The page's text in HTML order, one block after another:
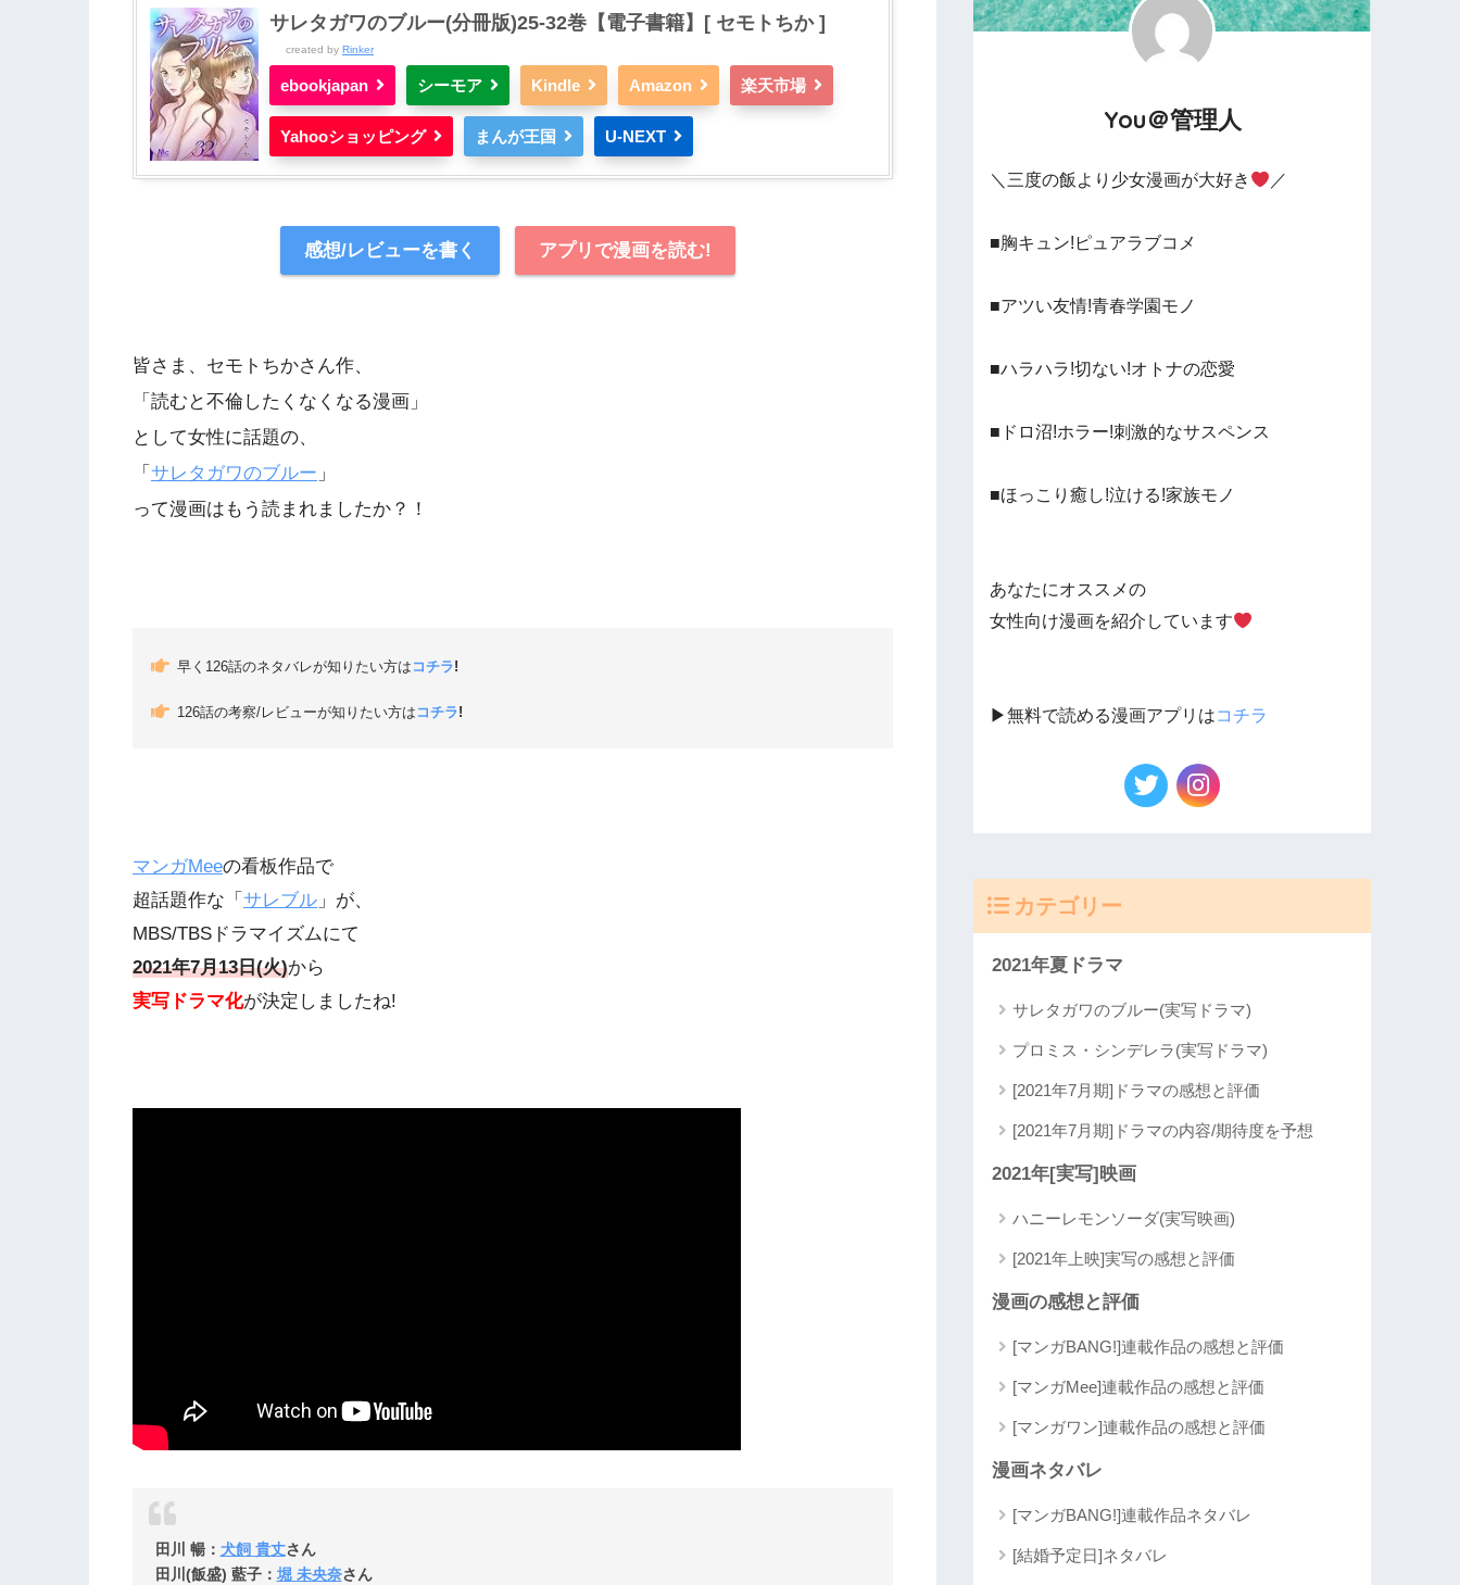
サレタガワのブルー(分冊版)25-32巻【電子書籍】[ セモトちか ]
created by Rinker
ebookjapan シーモア Kindle Amazon 楽天市場
Yahooショッピング まんが王国 U-NEXT
感想/レビューを書く アプリで漫画を読む!
皆さま、セモトちかさん作、
「読むと不倫したくなくなる漫画」
として女性に話題の、
「 サレタガワのブルー 」
って漫画はもう読まれましたか？！
早く126話のネタバレが知りたい方は コチラ!
126話の考察/レビューが知りたい方は コチラ!
マンガMeeの看板作品で
超話題作な「 サレブル 」が、
MBS/TBSドラマイズムにて
2021年7月13日(火)から
実写ドラマ化が決定しましたね!
田川 暢： 犬飼 貴丈さん
田川(飯盛) 藍子： 堀 未央奈さん
You＠管理人
＼三度の飯より少女漫画が大好き ／
■胸キュン!ピュアラブコメ
■アツい友情!青春学園モノ
■ハラハラ!切ない!オトナの恋愛
■ドロ沼!ホラー!刺激的なサスペンス
■ほっこり癒し!泣ける!家族モノ
あなたにオススメの
女性向け漫画を紹介しています
▶︎無料で読める漫画アプリはコチラ
カテゴリー
2021年夏ドラマ
サレタガワのブルー(実写ドラマ)
プロミス・シンデレラ(実写ドラマ)
[2021年7月期]ドラマの感想と評価
[2021年7月期]ドラマの内容/期待度を予想
2021年[実写]映画
ハニーレモンソーダ(実写映画)
[2021年上映]実写の感想と評価
漫画の感想と評価
[マンガBANG!]連載作品の感想と評価
[マンガMee]連載作品の感想と評価
[マンガワン]連載作品の感想と評価
漫画ネタバレ
[マンガBANG!]連載作品ネタバレ
[結婚予定日]ネタバレ